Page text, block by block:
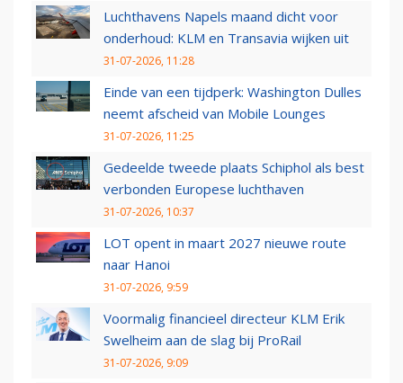
Luchthavens Napels maand dicht voor
onderhoud: KLM en Transavia wijken uit
31-07-2026, 11:28
Einde van een tijdperk: Washington Dulles
neemt afscheid van Mobile Lounges
31-07-2026, 11:25
Gedeelde tweede plaats Schiphol als best
verbonden Europese luchthaven
31-07-2026, 10:37
LOT opent in maart 2027 nieuwe route
naar Hanoi
31-07-2026, 9:59
Voormalig financieel directeur KLM Erik
Swelheim aan de slag bij ProRail
31-07-2026, 9:09